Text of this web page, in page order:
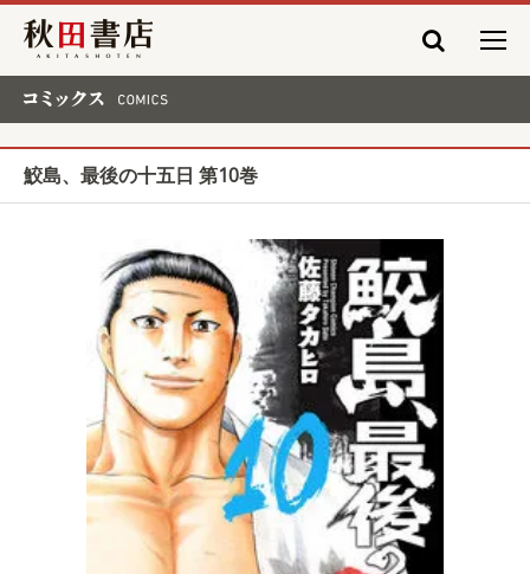
秋田書店
鮫島、最後の十五日 第10巻